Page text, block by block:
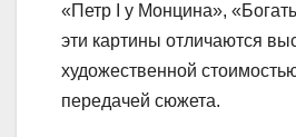
«Петр I у Монцина»,
эти картины отличаются
художественной
передачей сюжета.